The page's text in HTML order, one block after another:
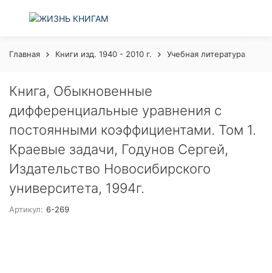
Главная Книги изд. 1940 - 2010 г. Учебная литература
Книга, Обыкновенные
дифференциальные уравнения с
постоянными коэффициентами. Том 1.
Краевые задачи, Годунов Сергей,
Издательство Новосибирского
университета, 1994г.
Артикул: 6-269